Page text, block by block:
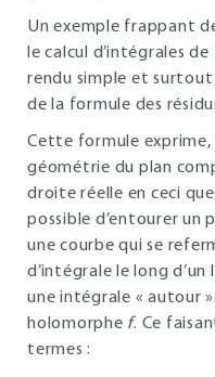
Un exemple frappant
le calcul d’intégrales
rendu simple et
de la formule des
Cette formule exprime,
géométrie du plan
droite réelle en ceci
possible d’entourer un
une courbe qui se
d’intégrale le long
une intégrale « autour
holomorphe f. Ce
termes :